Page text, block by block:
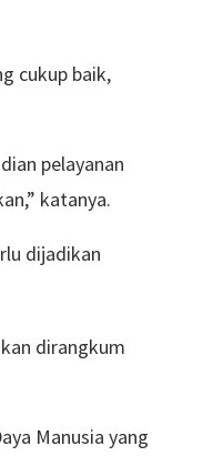
cukup baik,
pelayanan
katanya.
dijadikan
dirangkum
Manusia yang